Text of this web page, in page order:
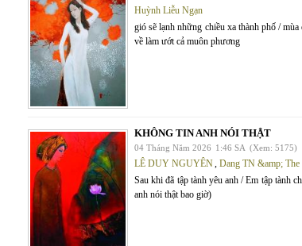
Huỳnh Liễu Ngạn
gió sẽ lạnh những chiều xa thành phố /
về làm ướt cả muôn phương
KHÔNG TIN ANH NÓI THẬT
04 Tháng Năm 2026 1:46 SA (Xem: 5175)
LÊ DUY NGUYÊN, Dang TN &amp;
Sau khi đã tập tành yêu anh / Em tập tành
anh nói thật bao giờ)